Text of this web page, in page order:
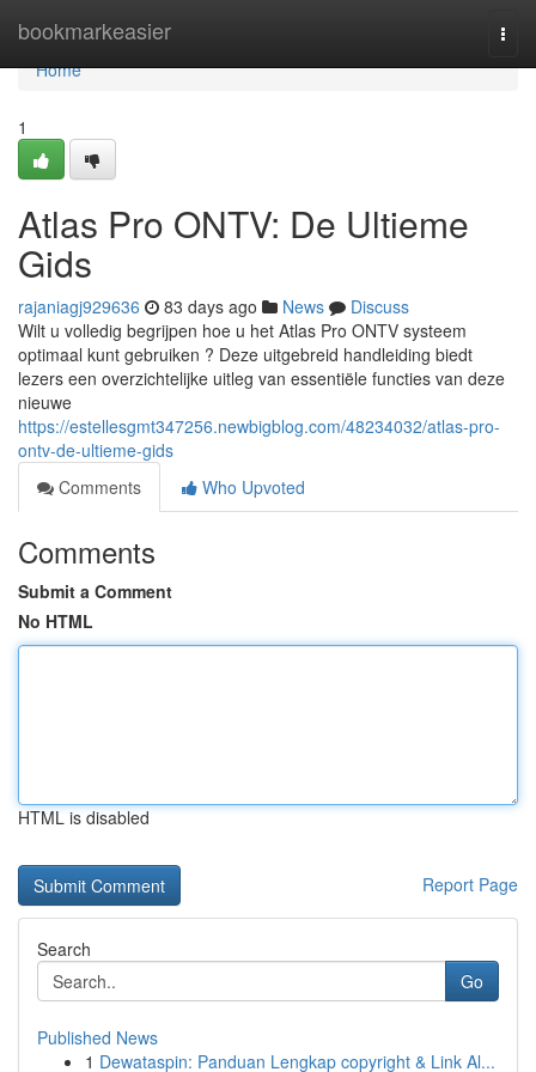
bookmarkeasier
Home
Home
1
Atlas Pro ONTV: De Ultieme
Gids
rajaniagj929636 83 days ago News
Discuss
Wilt u volledig begrijpen hoe u het Atlas Pro ONTV systeem
optimaal kunt gebruiken ? Deze uitgebreid handleiding biedt
lezers een overzichtelijke uitleg van essentiële functies van deze
nieuwe
https://estellesgmt347256.newbigblog.com/48234032/atlas-pro-
ontv-de-ultieme-gids
Comments
Who Upvoted
Comments
Submit a Comment
No HTML
HTML is disabled
Report Page
Search
Go
Published News
1 Dewataspin: Panduan Lengkap copyright & Link Al...